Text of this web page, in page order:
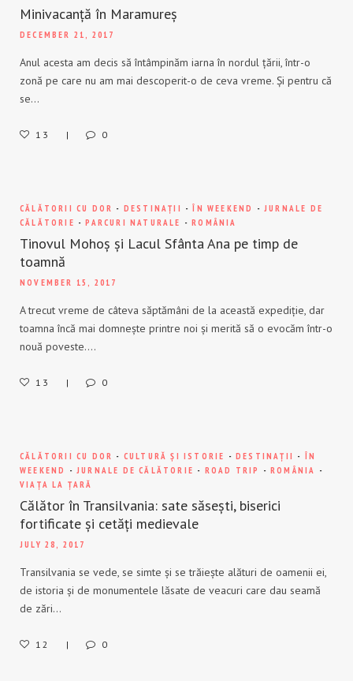
Minivacanță în Maramureș
DECEMBER 21, 2017
Anul acesta am decis să întâmpinăm iarna în nordul țării, într-o
zonă pe care nu am mai descoperit-o de ceva vreme. Și pentru că
se…
13 0
CĂLĂTORII CU DOR - DESTINAȚII -ÎN WEEKEND -JURNALE DE
CĂLĂTORIE -PARCURI NATURALE -ROMÂNIA
Tinovul Mohoș și Lacul Sfânta Ana pe timp de
toamnă
NOVEMBER 15, 2017
A trecut vreme de câteva săptămâni de la această expediție, dar
toamna încă mai domnește printre noi și merită să o evocăm într-o
nouă poveste….
13 0
CĂLĂTORII CU DOR - CULTURĂ ȘI ISTORIE -DESTINAȚII - ÎN
WEEKEND
-JURNALE DE CĂLĂTORIE - ROAD TRIP -ROMÂNIA -
VIAȚA LA ȚARĂ
Călător în Transilvania: sate săsești, biserici
fortificate și cetăți medievale
JULY 28, 2017
Transilvania se vede, se simte și se trăiește alături de oamenii ei,
de istoria și de monumentele lăsate de veacuri care dau seamă
de zări…
12 0